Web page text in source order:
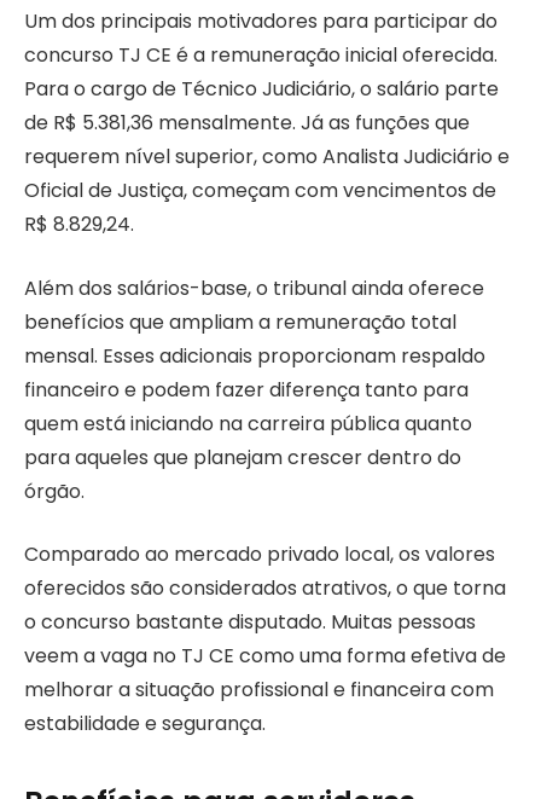
Um dos principais motivadores para participar do
concurso TJ CE é a remuneração inicial oferecida.
Para o cargo de Técnico Judiciário, o salário parte
de R$ 5.381,36 mensalmente. Já as funções que
requerem nível superior, como Analista Judiciário e
Oficial de Justiça, começam com vencimentos de
R$ 8.829,24.
Além dos salários-base, o tribunal ainda oferece
benefícios que ampliam a remuneração total
mensal. Esses adicionais proporcionam respaldo
financeiro e podem fazer diferença tanto para
quem está iniciando na carreira pública quanto
para aqueles que planejam crescer dentro do
órgão.
Comparado ao mercado privado local, os valores
oferecidos são considerados atrativos, o que torna
o concurso bastante disputado. Muitas pessoas
veem a vaga no TJ CE como uma forma efetiva de
melhorar a situação profissional e financeira com
estabilidade e segurança.